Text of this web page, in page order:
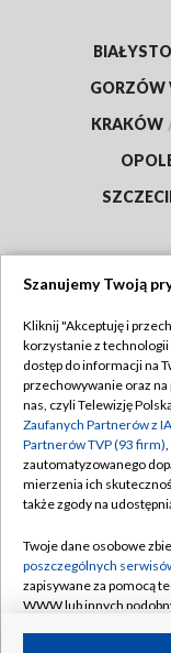
GORZÓW
KRAKÓW
Abonament TVP
Emisja w TVP
Centrum
Naziemna
Rada
System NOS
Informacje o
Szanujemy Twoją
Kliknij "Akceptuję i
korzystanie z
dostęp do informacji na
przechowywanie oraz
nas, czyli Telewizję
Zaufanych Partnerów z
Partnerów TVP (93 firm)
zautomatyzowanego
mierzenia ich
także zgody na
Twoje dane osobowe
poszczególnych
zapisywane za pomocą
WWW lub innych